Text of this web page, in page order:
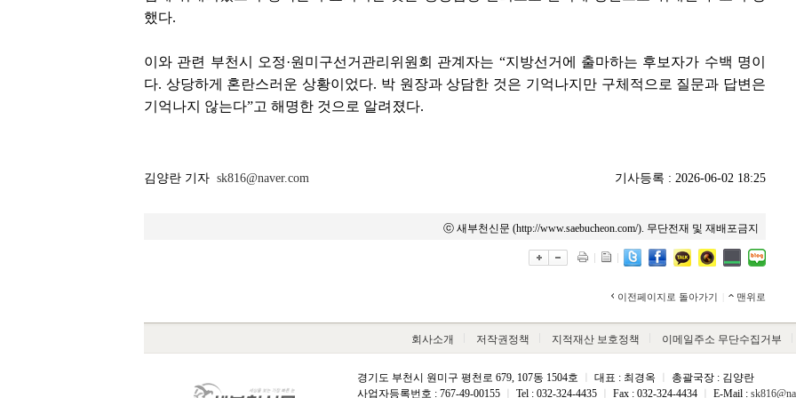
했다.
이와 관련 부천시 오정·원미구선거관리위원회 관계자는 “지방선거에 출마하는 후보자가 수백 명이
다. 상당하게 혼란스러운 상황이었다. 박 원장과 상담한 것은 기억나지만 구체적으로 질문과 답변은
기억나지 않는다”고 해명한 것으로 알려졌다.
김양란 기자 sk816@naver.com 기사등록 : 2026-06-02 18:25
ⓒ 새부천신문 (http://www.saebucheon.com/). 무단전재 및 재배포금지
이전페이지로 돌아가기 맨위로
회사소개 저작권정책 지적재산 보호정책 이메일주소 무단수집거부
경기도 부천시 원미구 평천로 679, 107동 1504호 대표 : 최경옥
총괄국장 : 김양란
사업자등록번호 : 767-49-00155
Tel : 032-324-4435 Fax : 032-324-4434 E-Mail :